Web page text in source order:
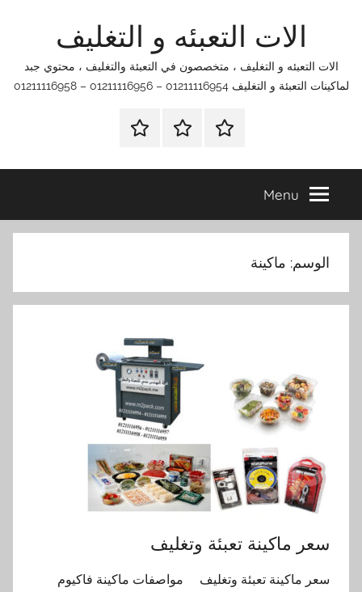
الات التعبئه و التغليف
الات التعبئه و التغليف ، متخصصون في التعبئة والتغليف ، محتوي جبد
لماكينات التعبئة و التغليف 01211116954 – 01211116956 – 01211116958
الرئيسيةاتصل
اتـصـل
في
التي
Menu
الوسم: ماكينة
سعر ماكينة تعبئة وتغليف
سعر ماكينة تعبئة وتغليف مواصفات ماكينة فاكيوم